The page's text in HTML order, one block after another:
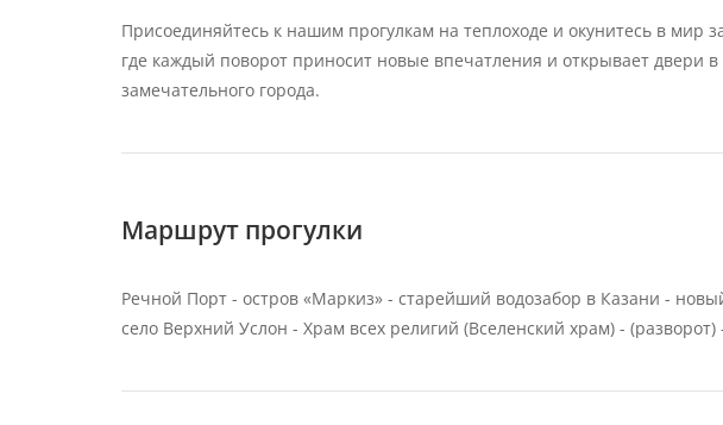
Присоединяйтесь к нашим прогулкам на теплоходе и окунитесь в мир
где каждый поворот приносит новые впечатления и открывает двери
замечательного города.
Маршрут прогулки
Речной Порт - остров «Маркиз» - старейший водозабор в Казани -
село Верхний Услон - Храм всех религий (Вселенский храм) -